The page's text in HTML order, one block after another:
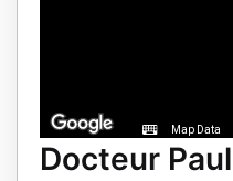
Map Data
Docteur